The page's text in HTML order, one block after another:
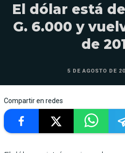
El dólar está
G. 6.000 y
de
5 DE AGOSTO DE
Compartir en redes